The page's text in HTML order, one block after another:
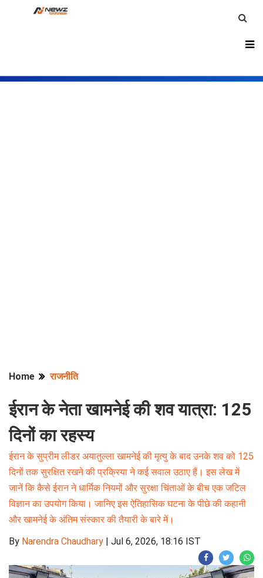
Home राजनीति
ईरान के नेता खामनेई की शव यात्रा: 125
दिनों का रहस्य
ईरान के सुप्रीम लीडर अयातुल्ला खामनेई की मृत्यु के बाद उनके शव को 125
दिनों तक सुरक्षित रखने की प्रक्रिया ने कई सवाल उठाए हैं। इस लेख में
जानें कि कैसे ईरान ने धार्मिक नियमों और सुरक्षा चिंताओं के बीच एक जटिल
विज्ञान का उपयोग किया। जानिए इस ऐतिहासिक घटना के पीछे की कहानी
और खामनेई के अंतिम संस्कार की तैयारी के बारे में।
By Narendra Chaudhary | Jul 6, 2026, 18:16 IST